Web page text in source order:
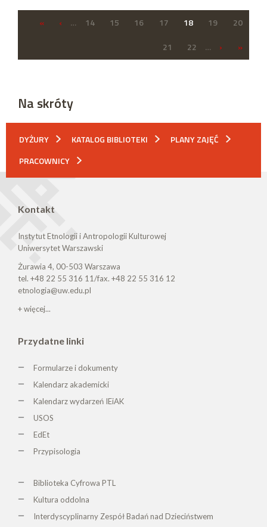
« ‹ … 14 15 16 17 18 19
20
21
22 … › »
Na skróty
DYŻURY KATALOG BIBLIOTEKI
PLANY ZAJĘĆ
PRACOWNICY
Kontakt
Instytut Etnologii i Antropologii Kulturowej
Uniwersytet Warszawski
Żurawia 4, 00-503 Warszawa
tel. +48 22 55 316 11/fax. +48 22 55 316 12
etnologia@uw.edu.pl
+ więcej...
Przydatne linki
Formularze i dokumenty
Kalendarz akademicki
Kalendarz wydarzeń IEiAK
USOS
EdEt
Przypisologia
Biblioteka Cyfrowa PTL
Kultura oddolna
Interdyscyplinarny Zespół Badań nad Dzieciństwem